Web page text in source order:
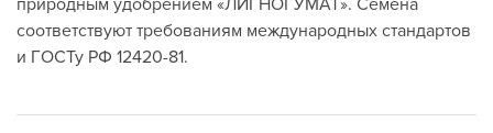
природным удобрением «ЛИГНОГУМАТ». Семена
соответствуют требованиям международных стандартов
и ГОСТу РФ 12420-81.